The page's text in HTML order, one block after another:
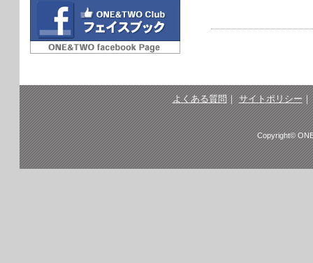
よくある質問｜サイトポリシー
Copyright©